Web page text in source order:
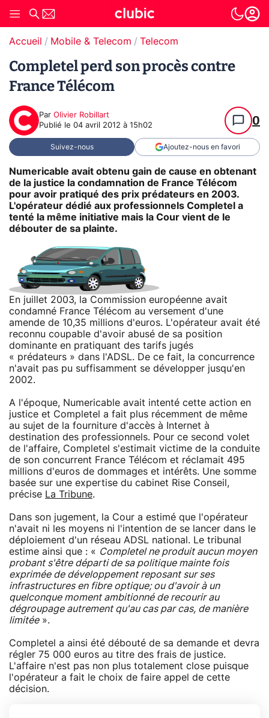
Accueil Mobile & Telecom Telecom
Completel perd son procès contre
France Télécom
Par Olivier Robillart
Publié le 04 avril 2012 à 15h02 0
Suivez-nous Ajoutez-nous en favori
Numericable avait obtenu gain de cause en obtenant
de la justice la condamnation de France Télécom
pour avoir pratiqué des prix prédateurs en 2003.
L'opérateur dédié aux professionnels Completel a
tenté la même initiative mais la Cour vient de le
débouter de sa plainte.
En juillet 2003, la Commission européenne avait
condamné France Télécom au versement d'une
amende de 10,35 millions d'euros. L'opérateur avait été
reconnu coupable d'avoir abusé de sa position
dominante en pratiquant des tarifs jugés
« prédateurs » dans l'ADSL. De ce fait, la concurrence
n'avait pas pu suffisamment se développer jusqu'en
2002.
A l'époque, Numericable avait intenté cette action en
justice et Completel a fait plus récemment de même
au sujet de la fourniture d'accès à Internet à
destination des professionnels. Pour ce second volet
de l'affaire, Completel s'estimait victime de la conduite
de son concurrent France Télécom et réclamait 495
millions d'euros de dommages et intérêts. Une somme
basée sur une expertise du cabinet Rise Conseil,
précise La Tribune.
Dans son jugement, la Cour a estimé que l'opérateur
n'avait ni les moyens ni l'intention de se lancer dans le
déploiement d'un réseau ADSL national. Le tribunal
estime ainsi que : « Completel ne produit aucun moyen
probant s'être départi de sa politique mainte fois
exprimée de développement reposant sur ses
infrastructures en fibre optique; ou d'avoir à un
quelconque moment ambitionné de recourir au
dégroupage autrement qu'au cas par cas, de manière
limitée».
Completel a ainsi été débouté de sa demande et devra
régler 75 000 euros au titre des frais de justice.
L'affaire n'est pas non plus totalement close puisque
l'opérateur a fait le choix de faire appel de cette
décision.